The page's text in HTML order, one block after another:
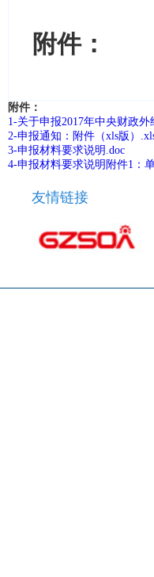
附件：
附件：
1-关于申报2017年中央财政
2-申报通知：附件（xls版）
3-申报材料要求说明.doc
4-申报材料要求说明附件1：
友情链接